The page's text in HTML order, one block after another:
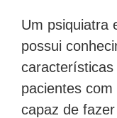
Um psiquiatra
possui
pacientes
capaz de